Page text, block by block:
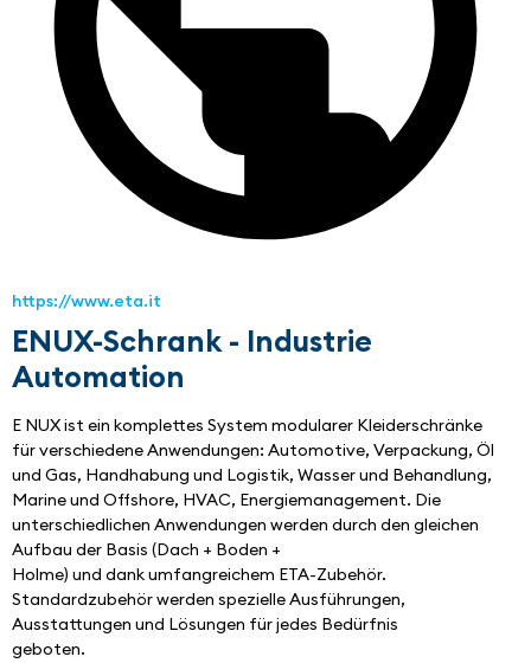
https://www.eta.it
ENUX-Schrank - Industrie
Automation
E NUX ist ein komplettes System modularer Kleiderschränke
für verschiedene Anwendungen: Automotive, Verpackung, Öl
und Gas, Handhabung und Logistik, Wasser und Behandlung,
Marine und Offshore, HVAC, Energiemanagement. Die
unterschiedlichen Anwendungen werden durch den gleichen
Aufbau der Basis (Dach + Boden +
Holme) und dank umfangreichem ETA-Zubehör.
Standardzubehör werden spezielle Ausführungen,
Ausstattungen und Lösungen für jedes Bedürfnis
geboten.